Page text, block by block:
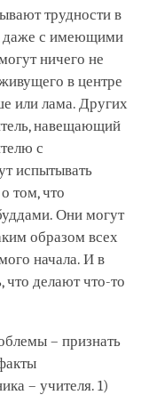
трудности в
даже с имеющими
ничего не
в центре
или лама. Других
навещающий
с
испытывать
том, что
Они могут
образом всех
начала. И в
что делают что-то
– признать
– учителя. 1)